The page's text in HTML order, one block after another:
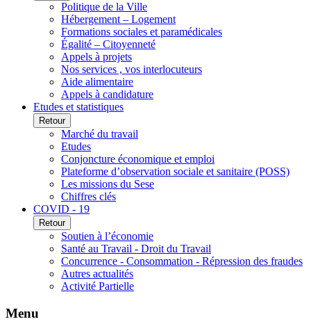
Politique de la Ville
Hébergement – Logement
Formations sociales et paramédicales
Égalité – Citoyenneté
Appels à projets
Nos services , vos interlocuteurs
Aide alimentaire
Appels à candidature
Etudes et statistiques
Retour
Marché du travail
Etudes
Conjoncture économique et emploi
Plateforme d’observation sociale et sanitaire (POSS)
Les missions du Sese
Chiffres clés
COVID - 19
Retour
Soutien à l’économie
Santé au Travail - Droit du Travail
Concurrence - Consommation - Répression des fraudes
Autres actualités
Activité Partielle
Menu